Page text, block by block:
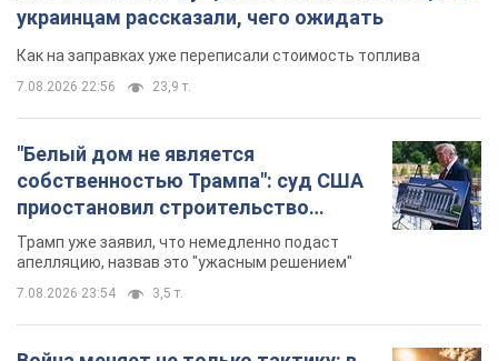
украинцам рассказали, чего ожидать
Как на заправках уже переписали стоимость топлива
7.08.2026 22:56 23,9 т.
"Белый дом не является
собственностью Трампа": суд США
приостановил строительство
бального зала стоимостью 400 млн
долларов
Трамп уже заявил, что немедленно подаст
апелляцию, назвав это "ужасным решением"
7.08.2026 23:54 3,5 т.